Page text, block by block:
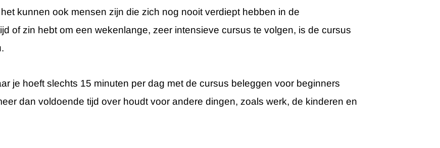
kunnen ook mensen zijn die zich nog nooit verdiept hebben in de
of zin hebt om een wekenlange, zeer intensieve cursus te volgen, is de cursus
je hoeft slechts 15 minuten per dag met de cursus beleggen voor beginners
dan voldoende tijd over houdt voor andere dingen, zoals werk, de kinderen en